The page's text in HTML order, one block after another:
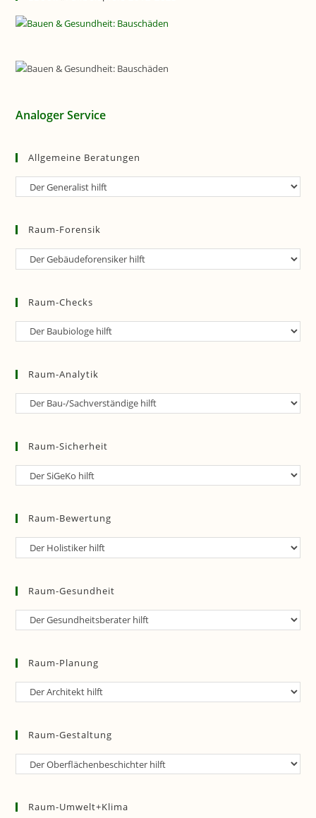
Analoger Service
Allgemeine Beratungen
Allgemeine
Raum-Forensik
Raum-
Raum-Checks
Raum-
Raum-Analytik
Raum-
Raum-Sicherheit
Raum-
Raum-Bewertung
Raum-
Raum-Gesundheit
Raum-
Raum-Planung
Raum-
Raum-Gestaltung
Raum-
Raum-Umwelt+Klima